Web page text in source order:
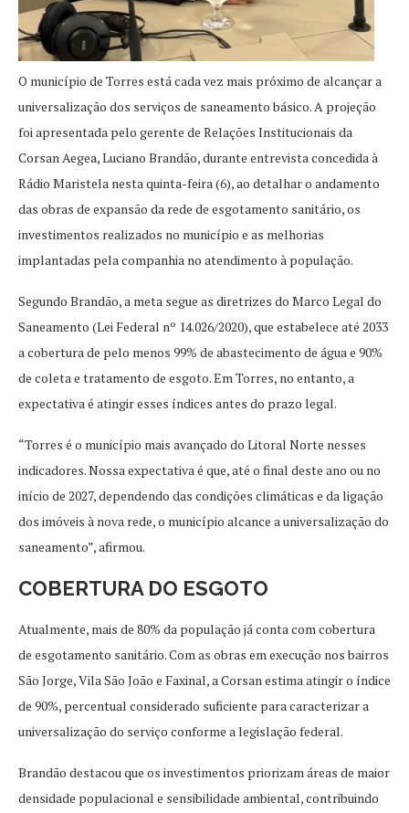
O município de Torres está cada vez mais próximo de alcançar a
universalização dos serviços de saneamento básico. A projeção
foi apresentada pelo gerente de Relações Institucionais da
Corsan Aegea, Luciano Brandão, durante entrevista concedida à
Rádio Maristela nesta quinta-feira (6), ao detalhar o andamento
das obras de expansão da rede de esgotamento sanitário, os
investimentos realizados no município e as melhorias
implantadas pela companhia no atendimento à população.
Segundo Brandão, a meta segue as diretrizes do Marco Legal do
Saneamento (Lei Federal nº 14.026/2020), que estabelece até 2033
a cobertura de pelo menos 99% de abastecimento de água e 90%
de coleta e tratamento de esgoto. Em Torres, no entanto, a
expectativa é atingir esses índices antes do prazo legal.
“Torres é o município mais avançado do Litoral Norte nesses
indicadores. Nossa expectativa é que, até o final deste ano ou no
início de 2027, dependendo das condições climáticas e da ligação
dos imóveis à nova rede, o município alcance a universalização do
saneamento”, afirmou.
COBERTURA DO ESGOTO
Atualmente, mais de 80% da população já conta com cobertura
de esgotamento sanitário. Com as obras em execução nos bairros
São Jorge, Vila São João e Faxinal, a Corsan estima atingir o índice
de 90%, percentual considerado suficiente para caracterizar a
universalização do serviço conforme a legislação federal.
Brandão destacou que os investimentos priorizam áreas de maior
densidade populacional e sensibilidade ambiental, contribuindo